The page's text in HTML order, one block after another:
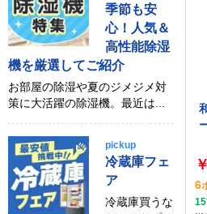
￥
6
季節も安
心！人気＆
高性能除湿
機を厳選してご紹介
お部屋の除湿や夏のジメジメ対
策に大活躍の除湿機。最近は...
pickup
冷蔵庫フェ
ア
冷蔵庫買うな